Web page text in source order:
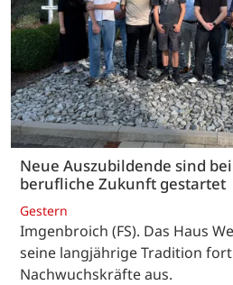
Neue Auszubildende sind
berufliche Zukunft gestartet
Gestern
Imgenbroich (FS). Das Haus
seine langjährige Tradition
Nachwuchskräfte aus.